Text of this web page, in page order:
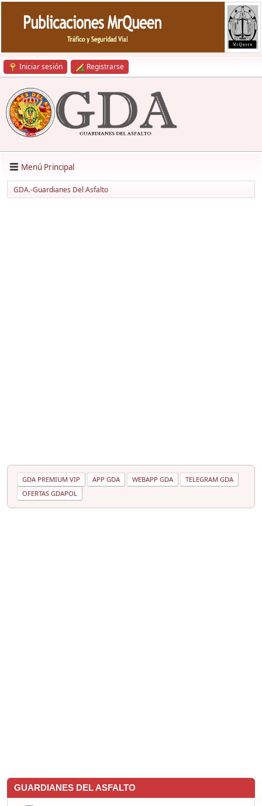
Iniciar sesión Registrarse
Menú Principal
GDA.-Guardianes Del Asfalto
GDA PREMIUM VIP APP GDA WEBAPP GDA
TELEGRAM GDA
OFERTAS GDAPOL
GUARDIANES DEL ASFALTO